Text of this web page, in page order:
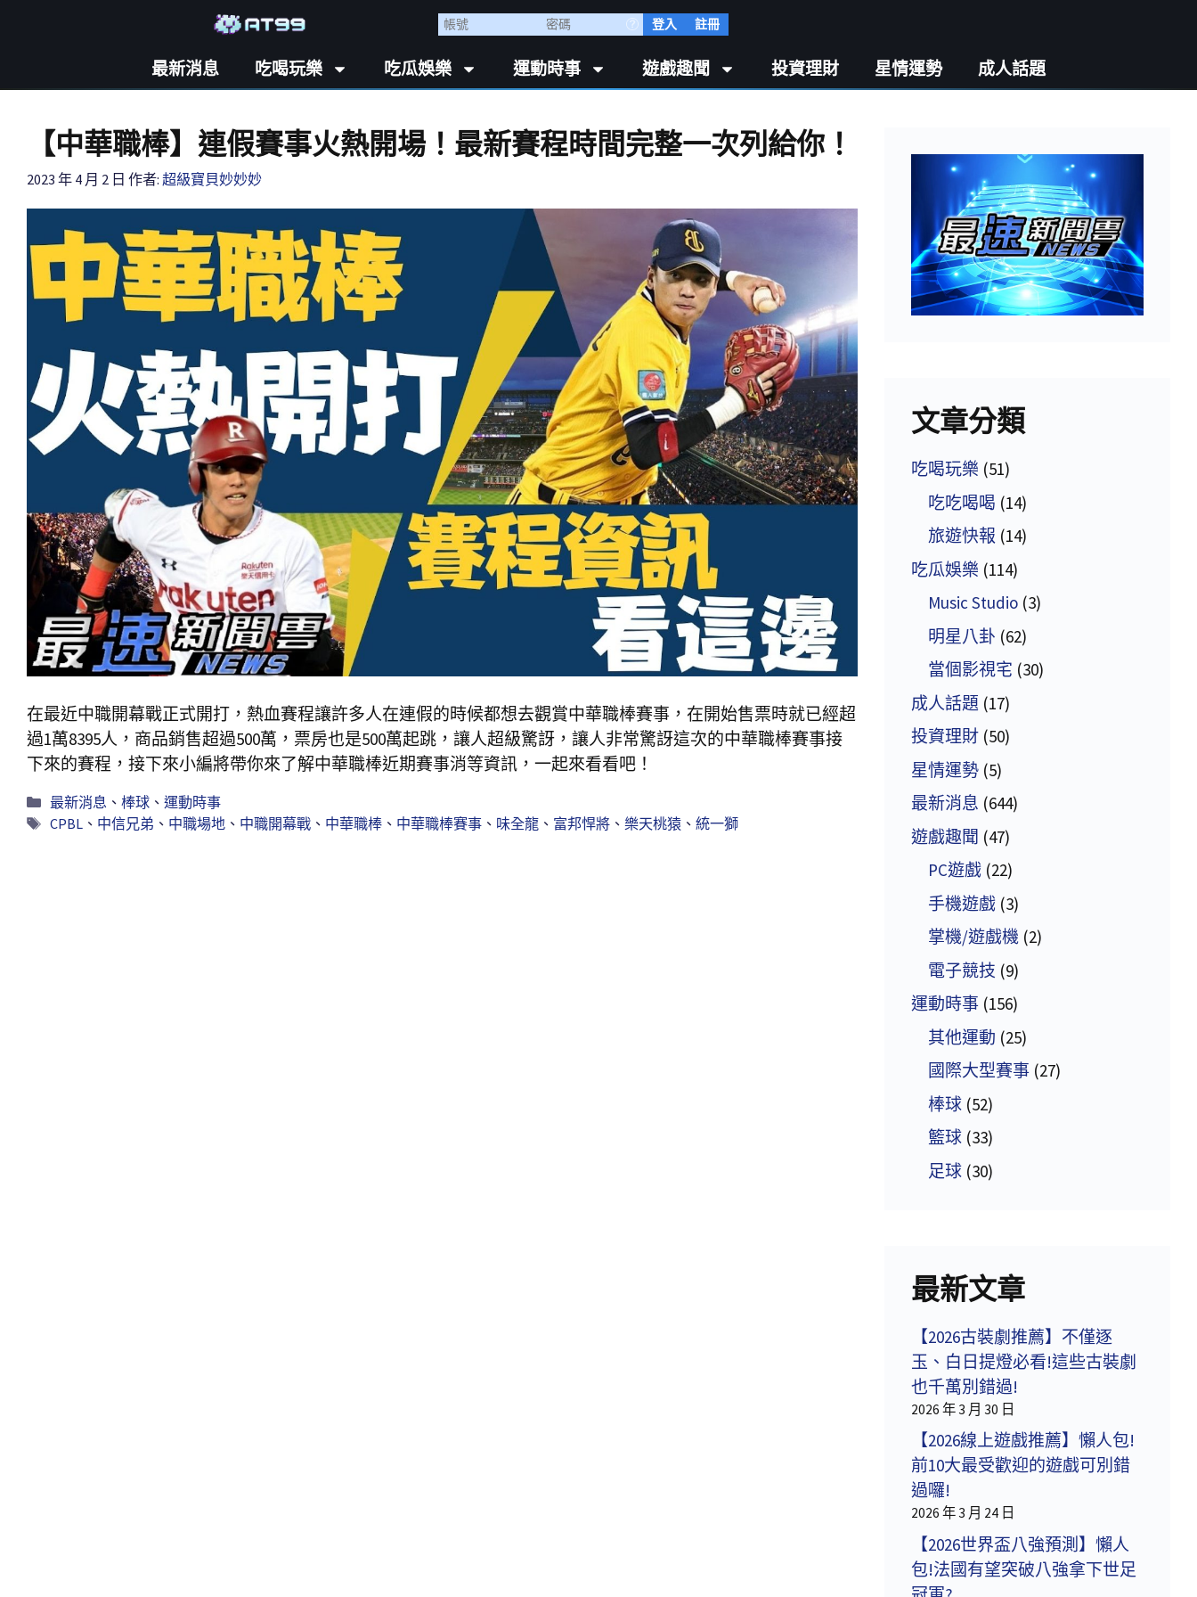
登入 註冊
最新消息 吃喝玩樂 吃瓜娛樂 運動時事 遊戲趣聞 投資理財 星情運勢 成人話題
【中華職棒】連假賽事火熱開場！最新賽程時間完整一次列給你！
2023 年 4 月 2 日 作者: 超級寶貝妙妙妙
在最近中職開幕戰正式開打，熱血賽程讓許多人在連假的時候都想去觀賞中華職棒賽事，在開始售票時就已經超
過1萬8395人，商品銷售超過500萬，票房也是500萬起跳，讓人超級驚訝，讓人非常驚訝這次的中華職棒賽事接
下來的賽程，接下來小編將帶你來了解中華職棒近期賽事消等資訊，一起來看看吧！
最新消息 、 棒球、 運動時事
CPBL、 中信兄弟 、 中職場地、 中職開幕戰、 中華職棒、 中華職棒賽事、 味全龍、 富邦悍將、 樂天桃猿、 統一獅
文章分類
吃喝玩樂 (51)
吃吃喝喝 (14)
旅遊快報 (14)
吃瓜娛樂 (114)
Music Studio (3)
明星八卦 (62)
當個影視宅 (30)
成人話題 (17)
投資理財 (50)
星情運勢 (5)
最新消息 (644)
遊戲趣聞 (47)
PC遊戲 (22)
手機遊戲 (3)
掌機/遊戲機 (2)
電子競技 (9)
運動時事 (156)
其他運動 (25)
國際大型賽事 (27)
棒球 (52)
籃球 (33)
足球 (30)
最新文章
【2026古裝劇推薦】不僅逐
玉、白日提燈必看!這些古裝劇
也千萬別錯過!
2026 年 3 月 30 日
【2026線上遊戲推薦】懶人包!
前10大最受歡迎的遊戲可別錯
過囉!
2026 年 3 月 24 日
【2026世界盃八強預測】懶人
包!法國有望突破八強拿下世足